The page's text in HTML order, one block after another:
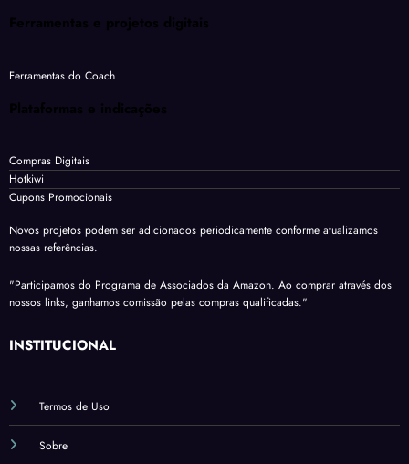
Ferramentas e projetos digitais
Ferramentas do Coach
Plataformas e indicações
Compras Digitais
Hotkiwi
Cupons Promocionais
Novos projetos podem ser adicionados periodicamente conforme atualizamos
nossas referências.
"Participamos do Programa de Associados da Amazon. Ao comprar através dos
nossos links, ganhamos comissão pelas compras qualificadas."
INSTITUCIONAL
Termos de Uso
Sobre